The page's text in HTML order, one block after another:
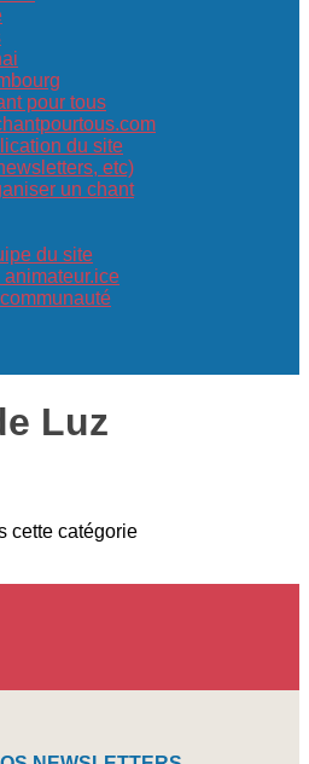
pour tous
du site
etc)
un chant
du site
Luz
cette catégorie